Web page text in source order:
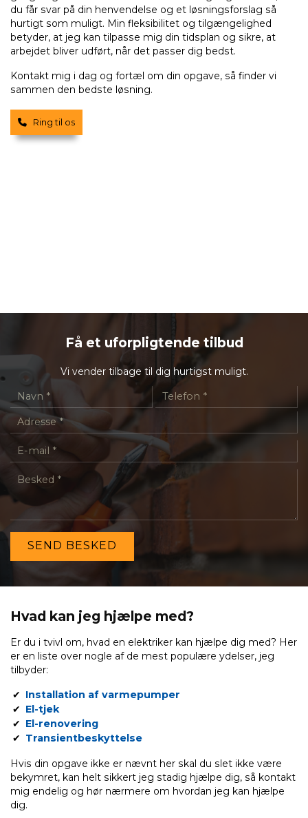
du får svar på din henvendelse og et løsningsforslag så
hurtigt som muligt. Min fleksibilitet og tilgængelighed
betyder, at jeg kan tilpasse mig din tidsplan og sikre, at
arbejdet bliver udført, når det passer dig bedst.
Kontakt mig i dag og fortæl om din opgave, så finder vi
sammen den bedste løsning.
Ring til os
Få et uforpligtende tilbud
Vi vender tilbage til dig hurtigst muligt.
Hvad kan jeg hjælpe med?
Er du i tvivl om, hvad en elektriker kan hjælpe dig med? Her
er en liste over nogle af de mest populære ydelser, jeg
tilbyder:
Installation af varmepumper
El-tjek
El-renovering
Transientbeskyttelse
Hvis din opgave ikke er nævnt her skal du slet ikke være
bekymret, kan helt sikkert jeg stadig hjælpe dig, så kontakt
mig endelig og hør nærmere om hvordan jeg kan hjælpe
dig.